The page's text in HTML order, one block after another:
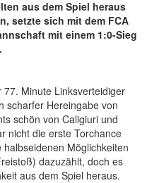
aus dem Spiel heraus
setzte sich mit dem FCA
mit einem 1:0-Sieg
Minute Linksverteidiger
scharfer Hereingabe von
schön von Caligiuri und
nicht die erste Torchance
Möglichkeiten
dazuzählt, doch es
aus dem Spiel heraus.